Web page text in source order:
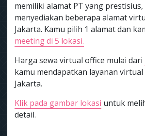
memiliki alamat PT yang prestisius,
menyediakan beberapa alamat
Jakarta. Kamu pilih 1 alamat dan
meeting di 5 lokasi.
Harga sewa virtual office mulai dari
kamu mendapatkan layanan virtual
Jakarta.
Klik pada gambar lokasi untuk
detail.